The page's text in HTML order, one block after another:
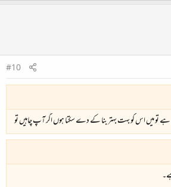
#10
تو میں اس کو بہت بہتر بنا کے دے سکتا ہوں اگر آپ چاہیں تو